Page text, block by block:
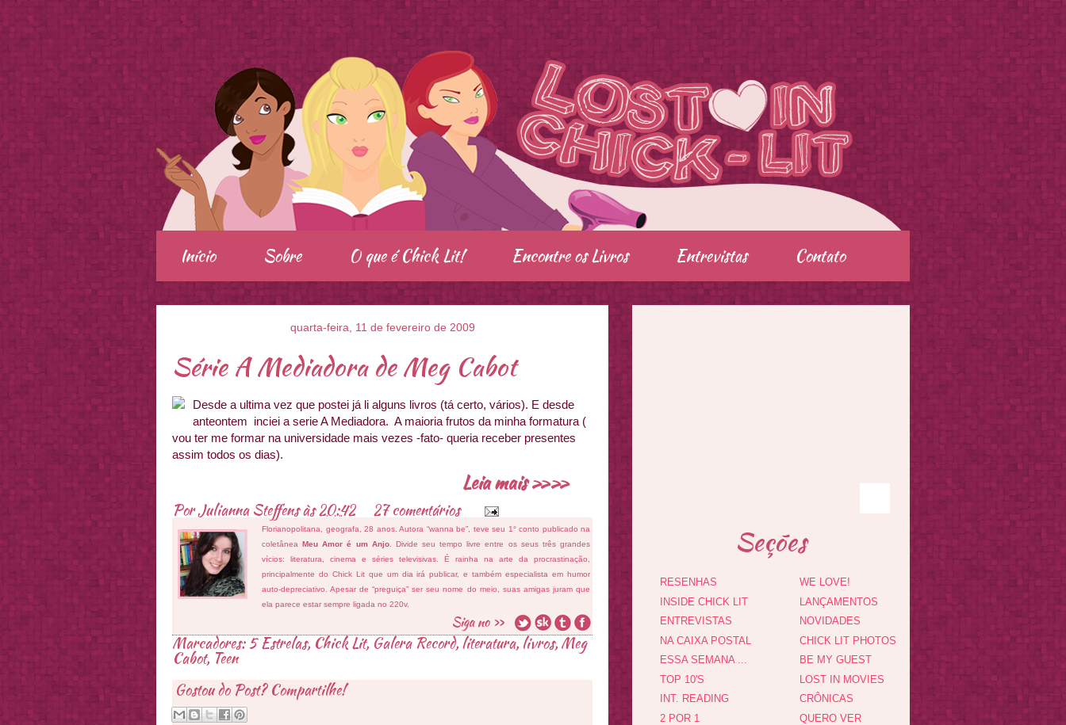
.
Início Sobre O que é Chick Lit! Encontre os Livros Entrevistas Contato
quarta-feira, 11 de fevereiro de 2009
Série A Mediadora de Meg Cabot
Desde a ultima vez que postei já li alguns livros (tá certo, vários). E desde
anteontem inciei a serie A Mediadora. A maioria frutos da minha formatura (
vou ter me formar na universidade mais vezes -fato- queria receber presentes
assim todos os dias).
Leia mais »»
PorJulianna Steffensàs20:42 27 comentários
Florianopolitana, geografa, 28 anos. Autora “wanna be”, teve seu 1° conto publicado na
coletâneaMeu Amor é um Anjo. Divide seu tempo livre entre os seus três grandes
vícios: literatura, cinema e séries televisivas. É rainha na arte da procrastinação,
principalmente do Chick Lit que um dia irá publicar, e também especialista em humor
auto-depreciativo. Apesar de “preguiça” ser seu nome do meio, suas amigas juram que
ela parece estar sempre ligada no 220v.
Marcadores:5 Estrelas, Chick Lit, Galera Record,literatura,livros,Meg
Cabot, Teen
Gostou do Post? Compartilhe!
Seções
RESENHAS
INSIDE CHICK LIT
ENTREVISTAS
NA CAIXA POSTAL
ESSA SEMANA ...
TOP 10'S
INT. READING
2 POR 1
WE LOVE!
LANÇAMENTOS
NOVIDADES
CHICK LIT PHOTOS
BE MY GUEST
LOST IN MOVIES
CRÔNICAS
QUERO VER